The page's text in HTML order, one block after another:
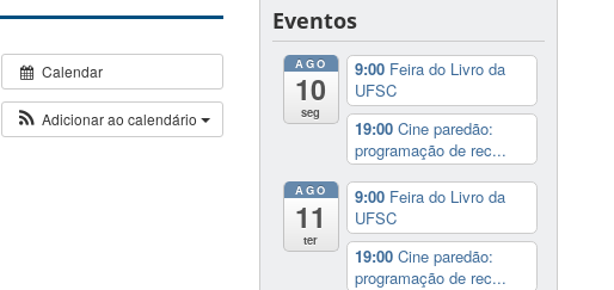
Calendar
Adicionar ao calendário
Eventos
AGO
10
seg
9:00 Feira do Livro da
UFSC
19:00 Cine paredão:
programação de rec...
AGO
11
ter
9:00 Feira do Livro da
UFSC
19:00 Cine paredão:
programação de rec...